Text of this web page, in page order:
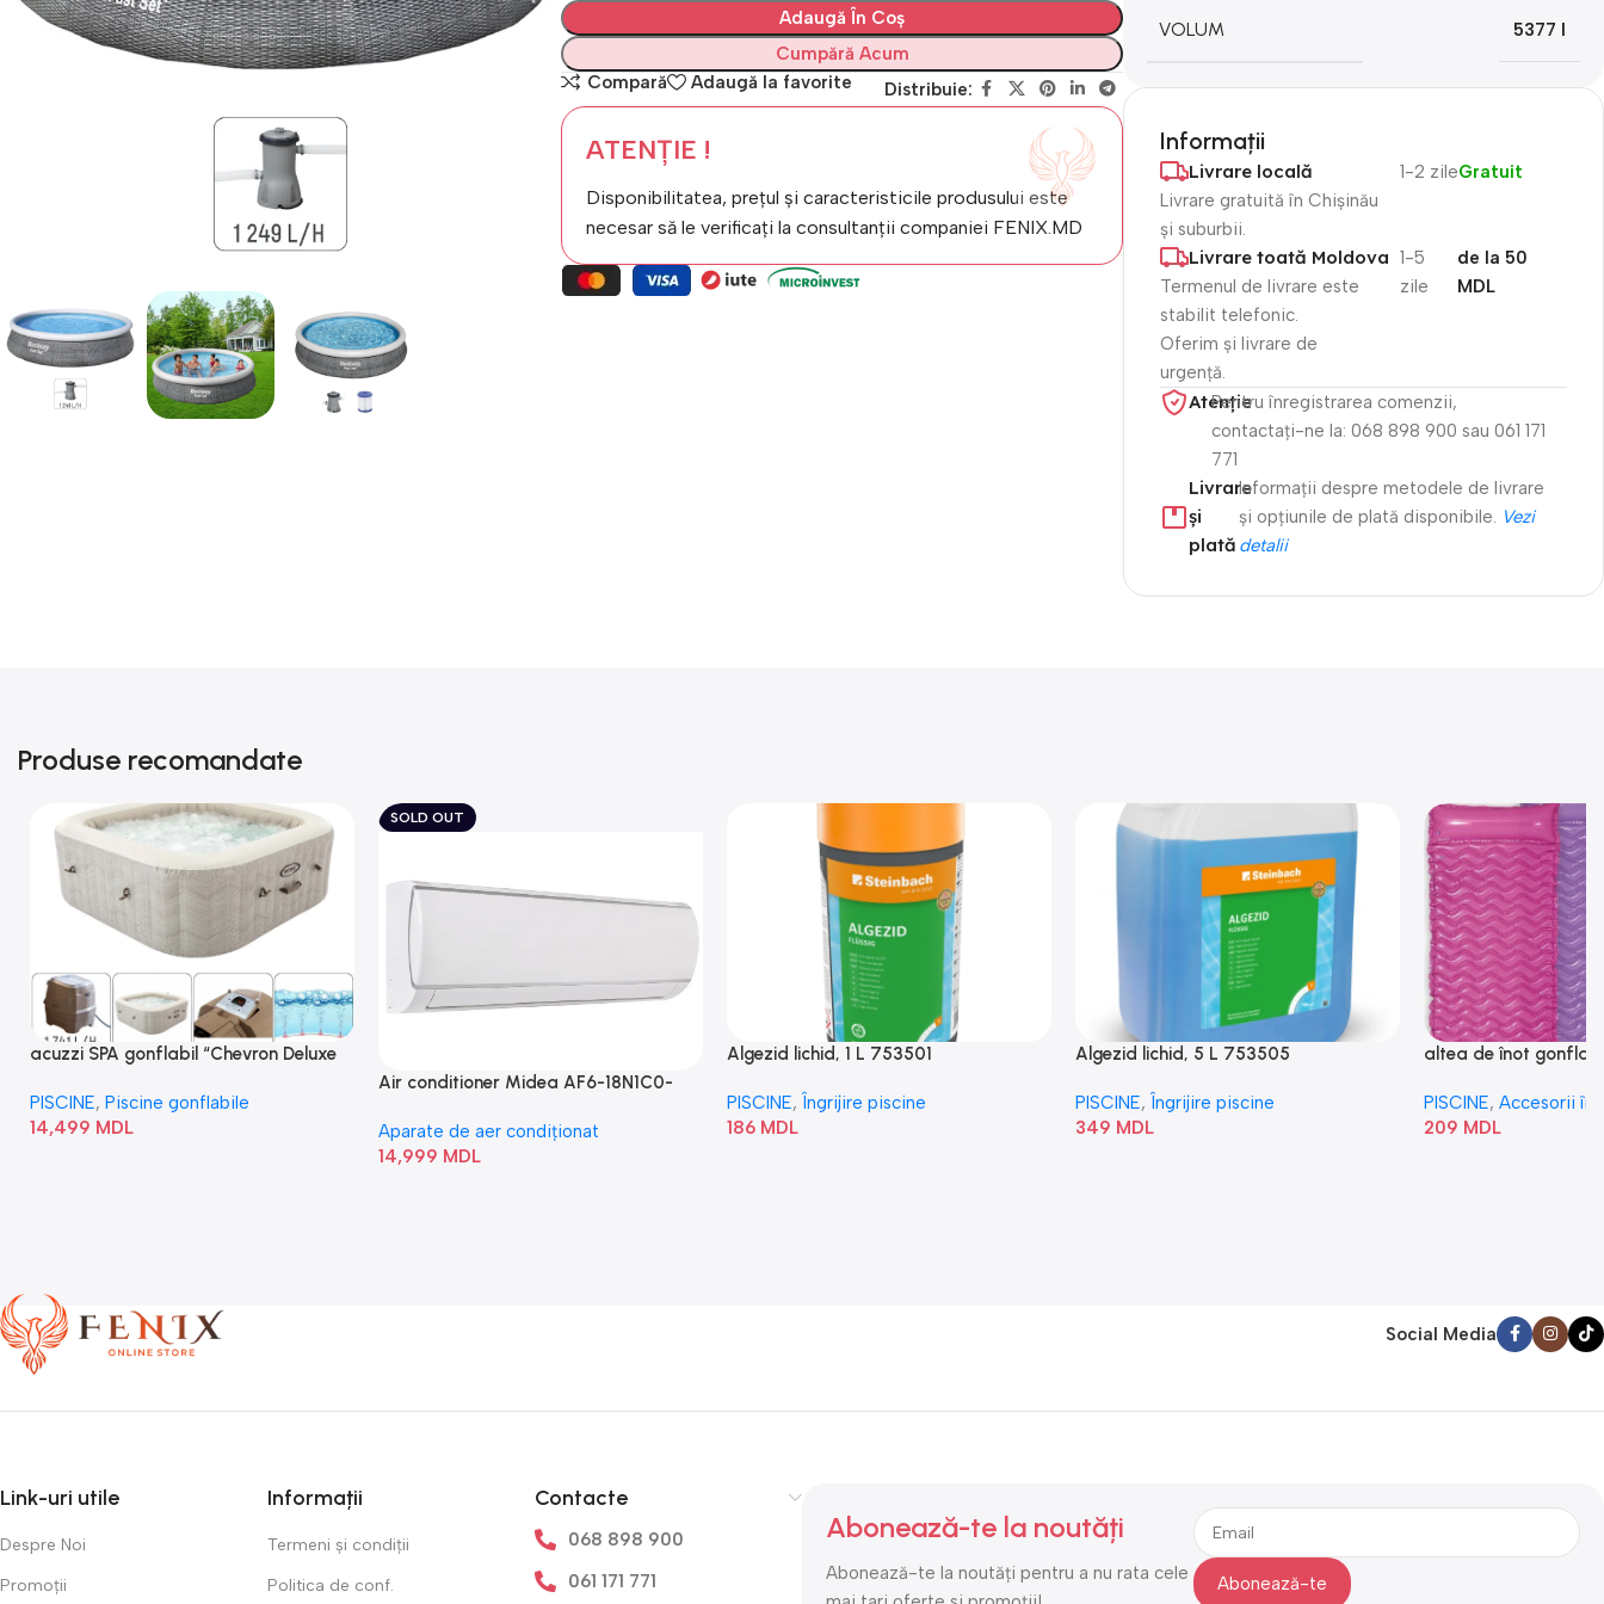
Adaugă În Coș
Cumpără Acum
Compară
Adaugă la favorite Distribuie:
ATENȚIE !
Disponibilitatea, prețul și caracteristicile produsului este
necesar să le verificați la consultanții companiei FENIX.MD
VOLUM 5377 l
Informații
Livrare locală
Livrare gratuită în Chișinău
și suburbii.
1-2 zileGratuit
Livrare toată Moldova
Termenul de livrare este
stabilit telefonic.
Oferim și livrare de
urgență.
1-5
zile
de la 50
MDL
Atenție​
Pentru înregistrarea comenzii,
contactați-ne la: 068 898 900 sau 061 171
771
Livrare
și
plată
Informații despre metodele de livrare
și opțiunile de plată disponibile.
Vezi
detalii
Produse recomandate
acuzzi SPA gonflabil “Chevron Deluxe
PISCINE, Piscine gonflabile
14,499 MDL
SOLD OUT
Air conditioner Midea AF6-18N1C0-
Aparate de aer condiționat
14,999 MDL
Algezid lichid, 1 L 753501
PISCINE, Îngrijire piscine
186 MDL
Algezid lichid, 5 L 753505
PISCINE, Îngrijire piscine
349 MDL
altea de înot
PISCINE, Accesorii
209 MDL
Social Media
Link-uri utile
Despre Noi
Promoții
Informații
Termeni și condiții
Politica de conf.
Contacte
068 898 900
061 171 771
Abonează-te la noutăți
Abonează-te la noutăți pentru a nu rata cele